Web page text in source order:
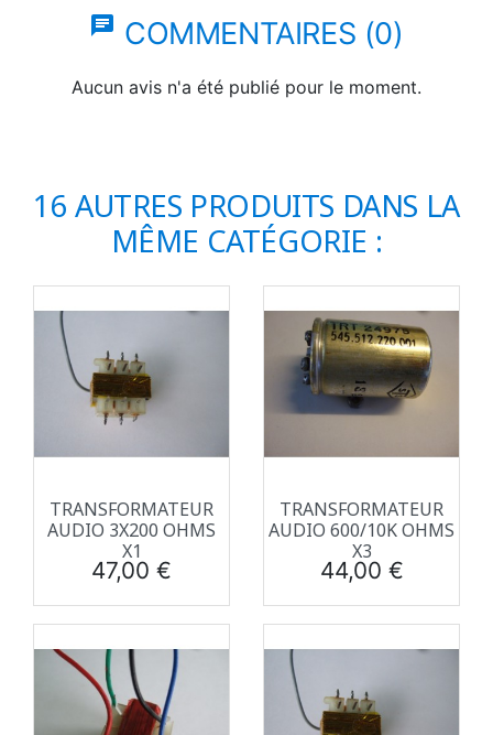
chat COMMENTAIRES (0)
Aucun avis n'a été publié pour le moment.
16 AUTRES PRODUITS DANS LA
MÊME CATÉGORIE :
TRANSFORMATEUR
AUDIO 3X200 OHMS
X1
Prix
47,00 €
TRANSFORMATEUR
AUDIO 600/10K OHMS
X3
Prix
44,00 €